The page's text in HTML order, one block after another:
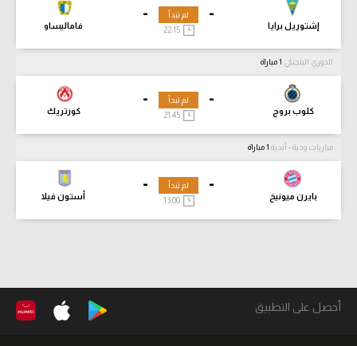
-
إشتوريل برايا
-
فاماليساو
لم تبدأ
22:15
الدوري البلجيكي
-
كلوب بروج
-
كورتريك
لم تبدأ
21:45
مباريات ودية - أندية
-
بايرن ميونيخ
-
أستون فيلا
لم تبدأ
13:00
أحصل على التطبيق